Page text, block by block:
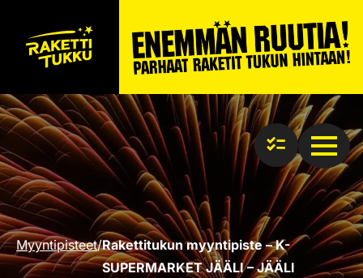
Myyntipisteet/Rakettitukun myyntipiste – K-
SUPERMARKET JÄÄLI – JÄÄLI